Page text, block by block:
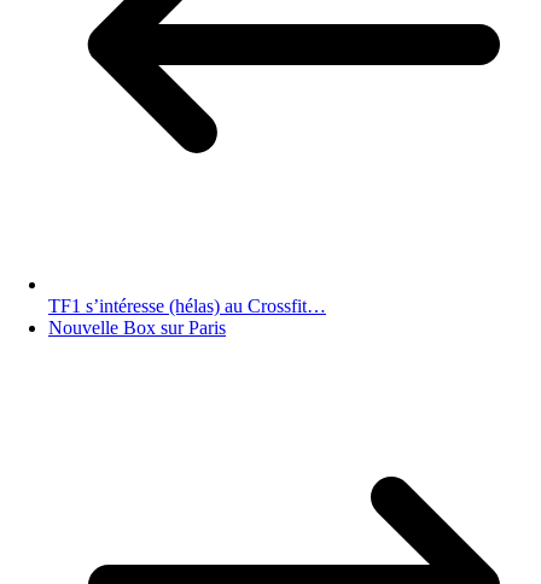
TF1 s’intéresse (hélas) au Crossfit…
Nouvelle Box sur Paris